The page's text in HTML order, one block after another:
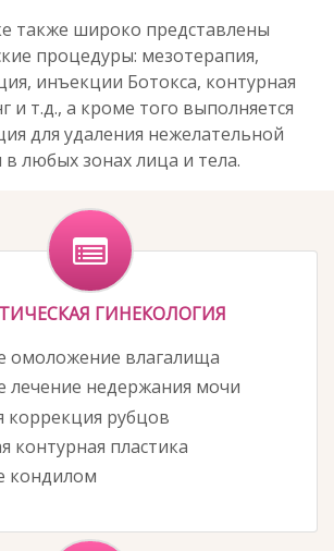
также широко представлены
процедуры: мезотерапия,
инъекции Ботокса, контурная
и т.д., а кроме того выполняется
для удаления нежелательной
в любых зонах лица и тела.
ГИНЕКОЛОГИЯ
омоложение влагалища
лечение недержания мочи
коррекция рубцов
контурная пластика
кондилом